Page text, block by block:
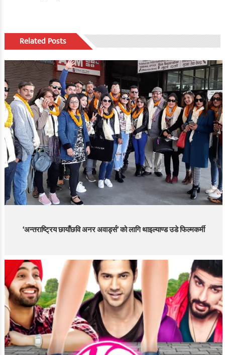
Related Posts
‘अन्तराष्ट्रिय छायाँछवि अनर अवार्ड्स’ को लागि थाइल्याण्ड उडे फिल्मकर्मी